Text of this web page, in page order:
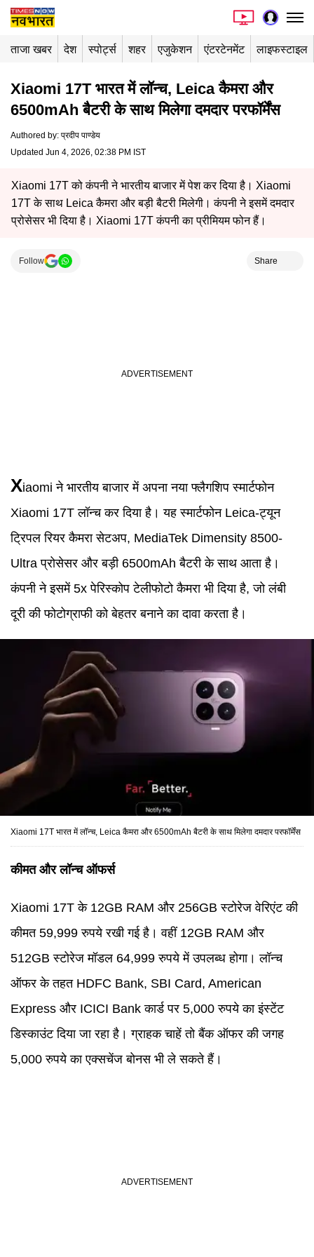
ताजा खबर देश स्पोर्ट्स शहर एजुकेशन एंटरटेनमेंट लाइफस्टाइल
Xiaomi 17T भारत में लॉन्च, Leica कैमरा और
6500mAh बैटरी के साथ मिलेगा दमदार परफॉर्मेंस
Authored by: प्रदीप पाण्डेय
Updated Jun 4, 2026, 02:38 PM IST
Xiaomi 17T को कंपनी ने भारतीय बाजार में पेश कर दिया है। Xiaomi
17T के साथ Leica कैमरा और बड़ी बैटरी मिलेगी। कंपनी ने इसमें दमदार
प्रोसेसर भी दिया है। Xiaomi 17T कंपनी का प्रीमियम फोन हैं।
Follow Share
Xiaomi ने भारतीय बाजार में अपना नया फ्लैगशिप स्मार्टफोन
Xiaomi 17T लॉन्च कर दिया है। यह स्मार्टफोन Leica-ट्यून
ट्रिपल रियर कैमरा सेटअप, MediaTek Dimensity 8500-
Ultra प्रोसेसर और बड़ी 6500mAh बैटरी के साथ आता है।
कंपनी ने इसमें 5x पेरिस्कोप टेलीफोटो कैमरा भी दिया है, जो लंबी
दूरी की फोटोग्राफी को बेहतर बनाने का दावा करता है।
Xiaomi 17T भारत में लॉन्च, Leica कैमरा और 6500mAh बैटरी के साथ मिलेगा दमदार परफॉर्मेंस
कीमत और लॉन्च ऑफर्स
Xiaomi 17T के 12GB RAM और 256GB स्टोरेज वेरिएंट की
कीमत 59,999 रुपये रखी गई है। वहीं 12GB RAM और
512GB स्टोरेज मॉडल 64,999 रुपये में उपलब्ध होगा। लॉन्च
ऑफर के तहत HDFC Bank, SBI Card, American
Express और ICICI Bank कार्ड पर 5,000 रुपये का इंस्टेंट
डिस्काउंट दिया जा रहा है। ग्राहक चाहें तो बैंक ऑफर की जगह
5,000 रुपये का एक्सचेंज बोनस भी ले सकते हैं।